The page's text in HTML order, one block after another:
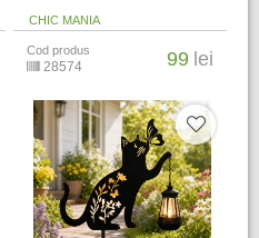
CHIC MANIA
Cod produs
28574 99 lei